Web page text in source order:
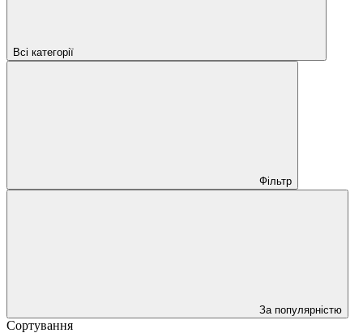
Всі категорії
Фільтр
За популярністю
Сортування